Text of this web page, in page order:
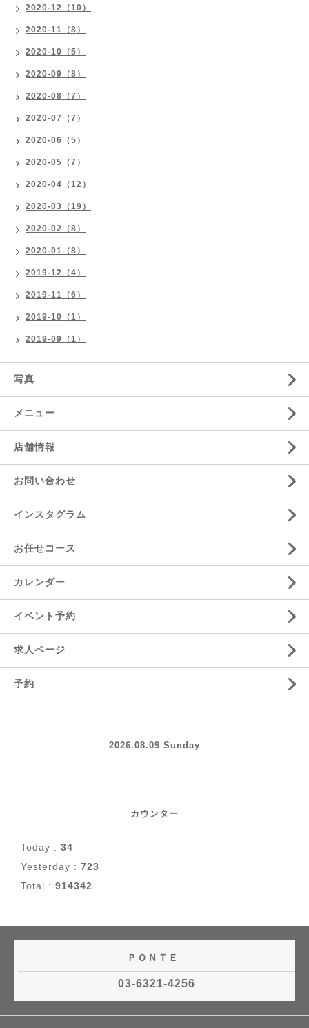
2020-12（10）
2020-11（8）
2020-10（5）
2020-09（8）
2020-08（7）
2020-07（7）
2020-06（5）
2020-05（7）
2020-04（12）
2020-03（19）
2020-02（8）
2020-01（8）
2019-12（4）
2019-11（6）
2019-10（1）
2019-09（1）
写真
メニュー
店舗情報
お問い合わせ
インスタグラム
お任せコース
カレンダー
イベント予約
求人ページ
予約
2026.08.09 Sunday
カウンター
Today : 34
Yesterday : 723
Total : 914342
ＰＯＮＴＥ
03-6321-4256